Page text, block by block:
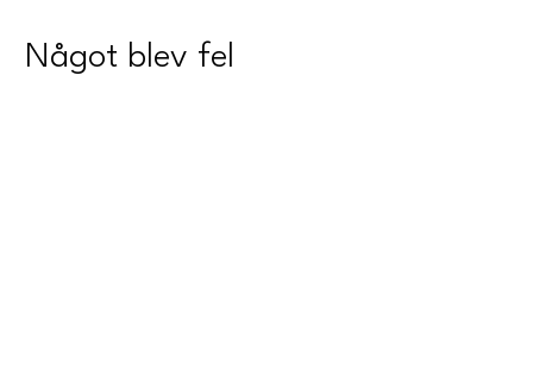
Något blev fel